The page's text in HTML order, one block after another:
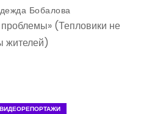
Бобалова
(Тепловики не
жителей)
ВИДЕОРЕПОРТАЖИ